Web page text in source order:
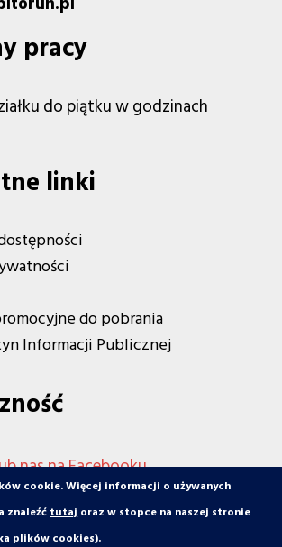
cookie. Więcej informacji o używanych
znaleźćtutajoraz w stopce na naszej stronie
plików cookies).
pracy
do piątku w godzinach
linki
do pobrania
Informacji Publicznej
nas na Facebooku